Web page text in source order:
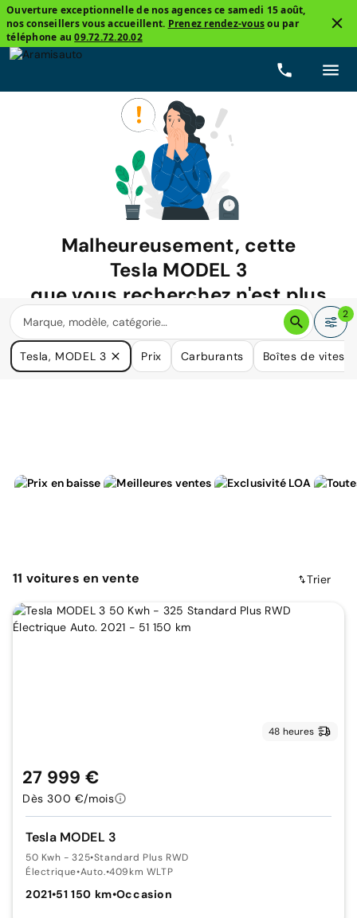
Ouverture exceptionnelle de nos agences ce samedi 15 août,
nos conseillers vous accueillent. Prenez rendez-vousou par
téléphone au09.72.72.20.02
Malheureusement, cette
Tesla MODEL 3
que vous recherchez n'est plus
disponible.
Nous avons de nombreuses voitures qui pourraient répondre
à vos besoins.
2
Tesla, MODEL 3 Prix Carburants Boîtes de vitesse
11 voitures en vente Trier
48 heures
Tesla MODEL 3
50 Kwh - 325•Standard Plus RWD
Électrique•Auto.•409km WLTP
2021•51 150 km•Occasion
27 999 €
Dès 300 €/mois